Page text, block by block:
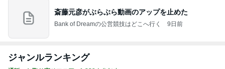
斎藤元彦がぶらぶら動画のアップを止めた
Bank of Dreamの公営競技はどこへ行く 9日前
ジャンルランキング